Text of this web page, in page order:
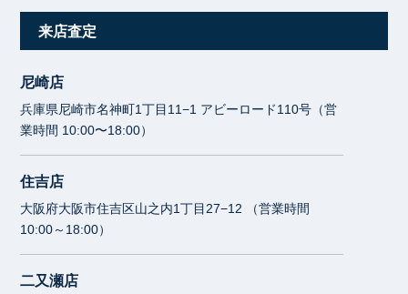
来店査定
尼崎店
兵庫県尼崎市名神町1丁目11−1 アビーロード110号（営
業時間 10:00〜18:00）
住吉店
大阪府大阪市住吉区山之内1丁目27−12 （営業時間
10:00～18:00）
二又瀬店